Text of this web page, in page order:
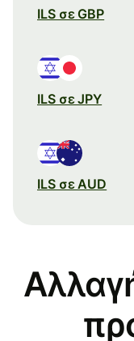
ILS σε GBP
ILS σε JPY
ILS σε AUD